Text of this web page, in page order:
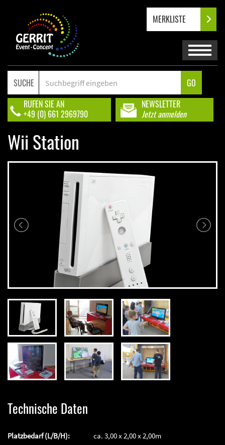
MERKLISTE
SUCHE
GO
RUFEN SIE AN
+49 (0) 661 2969790
NEWSLETTER
Jetzt anmelden
Wii Station
Technische Daten
Platzbedarf (L/B/H):
ca. 3,00 x 2,00 x 2,00m